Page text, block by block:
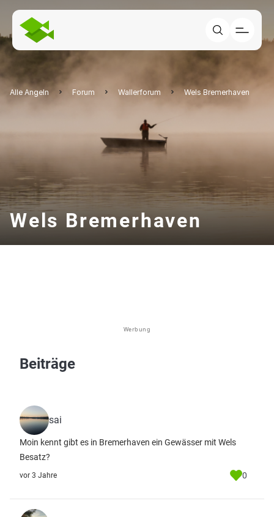
Alle Angeln Forum Wallerforum Wels Bremerhaven
Wels Bremerhaven
Werbung
Beiträge
sai
Moin kennt gibt es in Bremerhaven ein Gewässer mit Wels
Besatz?
vor 3 Jahre 0